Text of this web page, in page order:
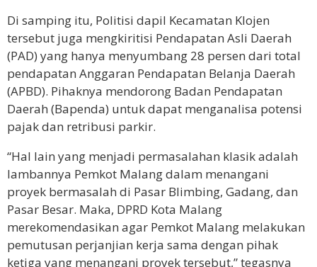
Di samping itu, Politisi dapil Kecamatan Klojen
tersebut juga mengkiritisi Pendapatan Asli Daerah
(PAD) yang hanya menyumbang 28 persen dari total
pendapatan Anggaran Pendapatan Belanja Daerah
(APBD). Pihaknya mendorong Badan Pendapatan
Daerah (Bapenda) untuk dapat menganalisa potensi
pajak dan retribusi parkir.
“Hal lain yang menjadi permasalahan klasik adalah
lambannya Pemkot Malang dalam menangani
proyek bermasalah di Pasar Blimbing, Gadang, dan
Pasar Besar. Maka, DPRD Kota Malang
merekomendasikan agar Pemkot Malang melakukan
pemutusan perjanjian kerja sama dengan pihak
ketiga yang menangani proyek tersebut,” tegasnya